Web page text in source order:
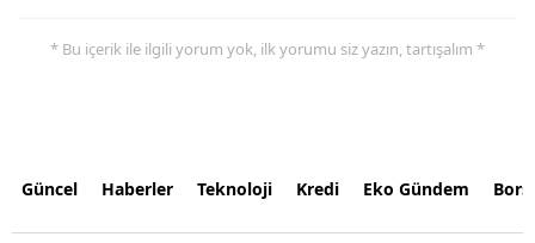
* Bu içerik ile ilgili yorum yok, ilk yorumu siz yazın, tartışalım *
Güncel Haberler Teknoloji Kredi Eko Gündem